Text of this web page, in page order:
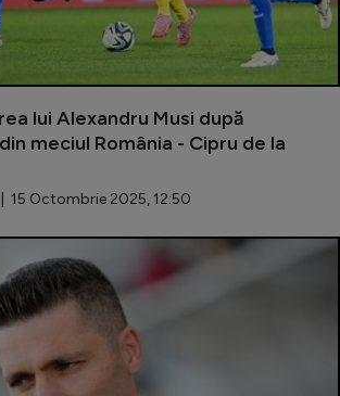
lui Alexandru Musi după
meciul România - Cipru de la
15 Octombrie 2025, 12:50